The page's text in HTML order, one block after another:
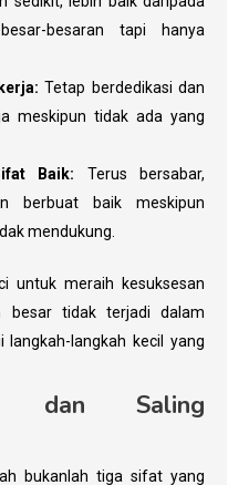
besaran tapi hanya
Tetap berdedikasi dan
meskipun tidak ada yang
Baik: Terus bersabar,
berbuat baik meskipun
mendukung.
untuk meraih kesuksesan
besar tidak terjadi dalam
langkah kecil yang
dan Saling
bukanlah tiga sifat yang